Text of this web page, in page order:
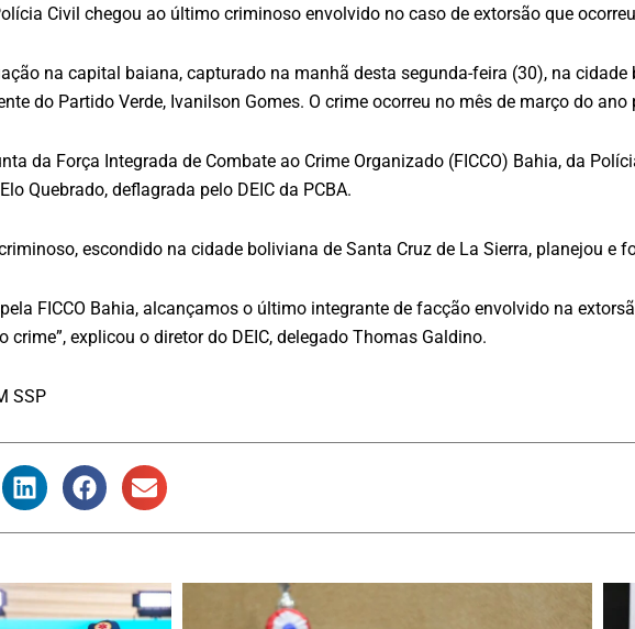
Civil chegou ao último criminoso envolvido no caso de extorsão que
na capital baiana, capturado na manhã desta segunda-feira (30), na cidade
do Partido Verde, Ivanilson Gomes. O crime ocorreu no mês de março do ano
da Força Integrada de Combate ao Crime Organizado (FICCO) Bahia, da
Quebrado, deflagrada pelo DEIC da PCBA.
escondido na cidade boliviana de Santa Cruz de La Sierra, planejou e
FICCO Bahia, alcançamos o último integrante de facção envolvido na
explicou o diretor do DEIC, delegado Thomas Galdino.
SSP